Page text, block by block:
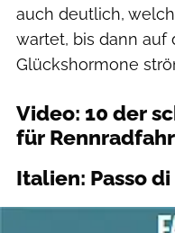
auch deutlich,
wartet, bis dann auf
Glückshormone
Video: 10 der
für
Italien: Passo di